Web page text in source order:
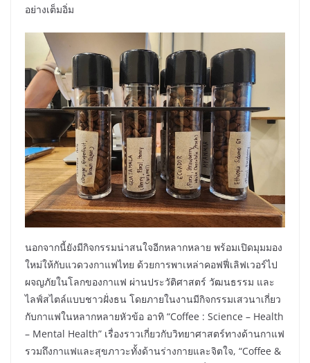
อย่างเต็มอิ่ม
นอกจากนี้ยังมีกิจกรรมน่าสนใจอีกหลากหลาย พร้อมเปิดมุมมอง
ใหม่ให้กับแวดวงกาแฟไทย ด้วยการพาเหล่าคอฟฟี่เลิฟเวอร์ไป
ผจญภัยในโลกของกาแฟ ผ่านประวัติศาสตร์ วัฒนธรรม และ
ไลฟ์สไตล์แบบชาวฝั่งธน โดยภายในงานมีกิจกรรมเสวนาเกี่ยว
กับกาแฟในหลากหลายหัวข้อ อาทิ “Coffee : Science – Health
– Mental Health” เรื่องราวเกี่ยวกับวิทยาศาสตร์ทางด้านกาแฟ
รวมถึงกาแฟและสุขภาวะทั้งด้านร่างกายและจิตใจ, “Coffee &